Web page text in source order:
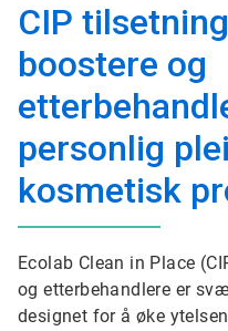
CIP
boostere og
personlig
kosmetisk
Ecolab Clean in Place
og etterbehandlere er
designet for å øke